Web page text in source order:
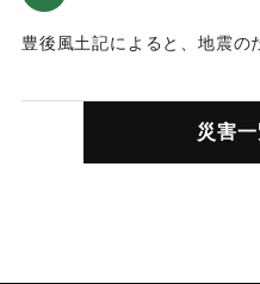
豊後風土記によると、地震の
によると、天ケ瀬温泉を比定
災害